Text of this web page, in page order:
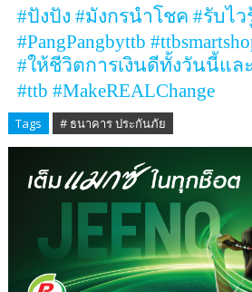
#ปังปัง #มังกรนำโชค #รับไว
#PangPangbyttb
#ให้ชีวิตการเงินดีทั้งวันนี้แล
#ttb #MakeREALChange
Tags # ธนาคาร ประกันภัย